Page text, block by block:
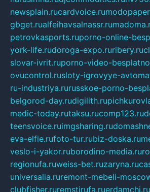
newsplain.rucardvoice.ru
gbget.rualfeihavsalnassr.ru
petrovkasports.ruporno-online-
york-life.rudoroga-expo.ruribery.ru
slovar-ivrit.ruporno-video-
ovucontrol.rusloty-igrovyye-
ru-industriya.rurusskoe-porno-
belgorod-day.rudigilith.ru
medic-today.rutaksu.rucomp123.ru
teensvoice.ruimgsharing.ru
eva-elfie.rufoto-tur.rubiz-doska.ru
veslo-i-yakor.ruborodino-media.ru
regionufa.ruweiss-bet.ruzaryna.ru
universalia.ruremont-mebeli-
clubfisher.ruremstirufa.ruerdamchi.ru